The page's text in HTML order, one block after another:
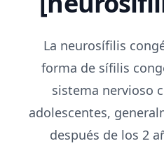
La neurosífilis
forma de sífilis
sistema nervioso
adolescentes,
después de los 2